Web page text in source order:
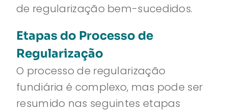
de regularização bem-sucedidos.
Etapas do Processo de
Regularização
O processo de regularização
fundiária é complexo, mas pode ser
resumido nas seguintes etapas